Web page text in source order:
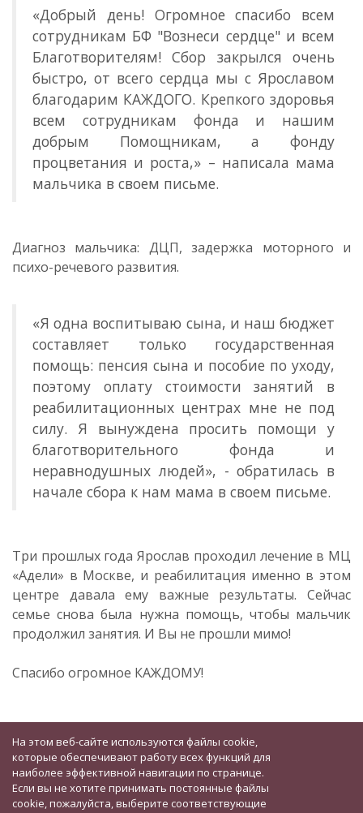
«Добрый день! Огромное спасибо всем
сотрудникам БФ "Вознеси сердце" и всем
Благотворителям! Сбор закрылся очень
быстро, от всего сердца мы с Ярославом
благодарим КАЖДОГО. Крепкого здоровья
всем сотрудникам фонда и нашим
добрым Помощникам, а фонду
процветания и роста,» – написала мама
мальчика в своем письме.
Диагноз мальчика: ДЦП, задержка моторного и
психо-речевого развития.
«Я одна воспитываю сына, и наш бюджет
составляет только государственная
помощь: пенсия сына и пособие по уходу,
поэтому оплату стоимости занятий в
реабилитационных центрах мне не под
силу. Я вынуждена просить помощи у
благотворительного фонда и
неравнодушных людей», - обратилась в
начале сбора к нам мама в своем письме.
Три прошлых года Ярослав проходил лечение в МЦ
«Адели» в Москве, и реабилитация именно в этом
центре давала ему важные результаты. Сейчас
семье снова была нужна помощь, чтобы мальчик
продолжил занятия. И Вы не прошли мимо!
Спасибо огромное КАЖДОМУ!
На этом веб-сайте используются файлы cookie,
которые обеспечивают работу всех функций для
наиболее эффективной навигации по странице.
Если вы не хотите принимать постоянные файлы
cookie, пожалуйста, выберите соответствующие